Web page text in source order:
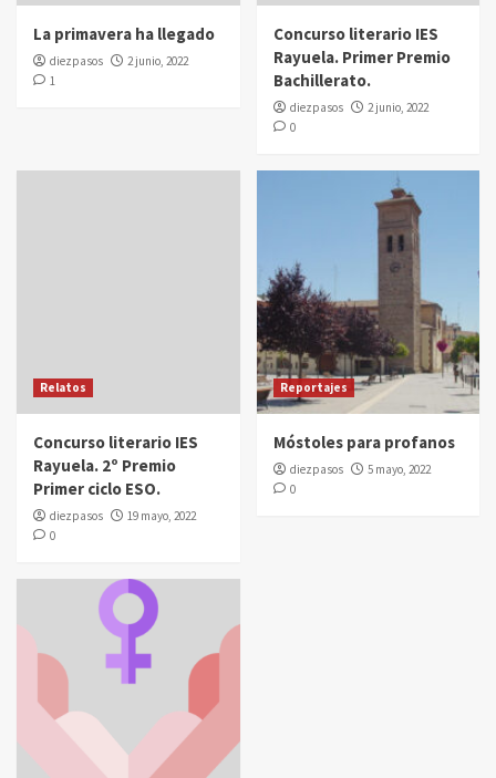
La primavera ha llegado
diezpasos
2 junio, 2022
1
Concurso literario IES
Rayuela. Primer Premio
Bachillerato.
diezpasos
2 junio, 2022
0
Relatos
Concurso literario IES
Rayuela. 2º Premio
Primer ciclo ESO.
diezpasos
19 mayo, 2022
0
Reportajes
Móstoles para profanos
diezpasos
5 mayo, 2022
0